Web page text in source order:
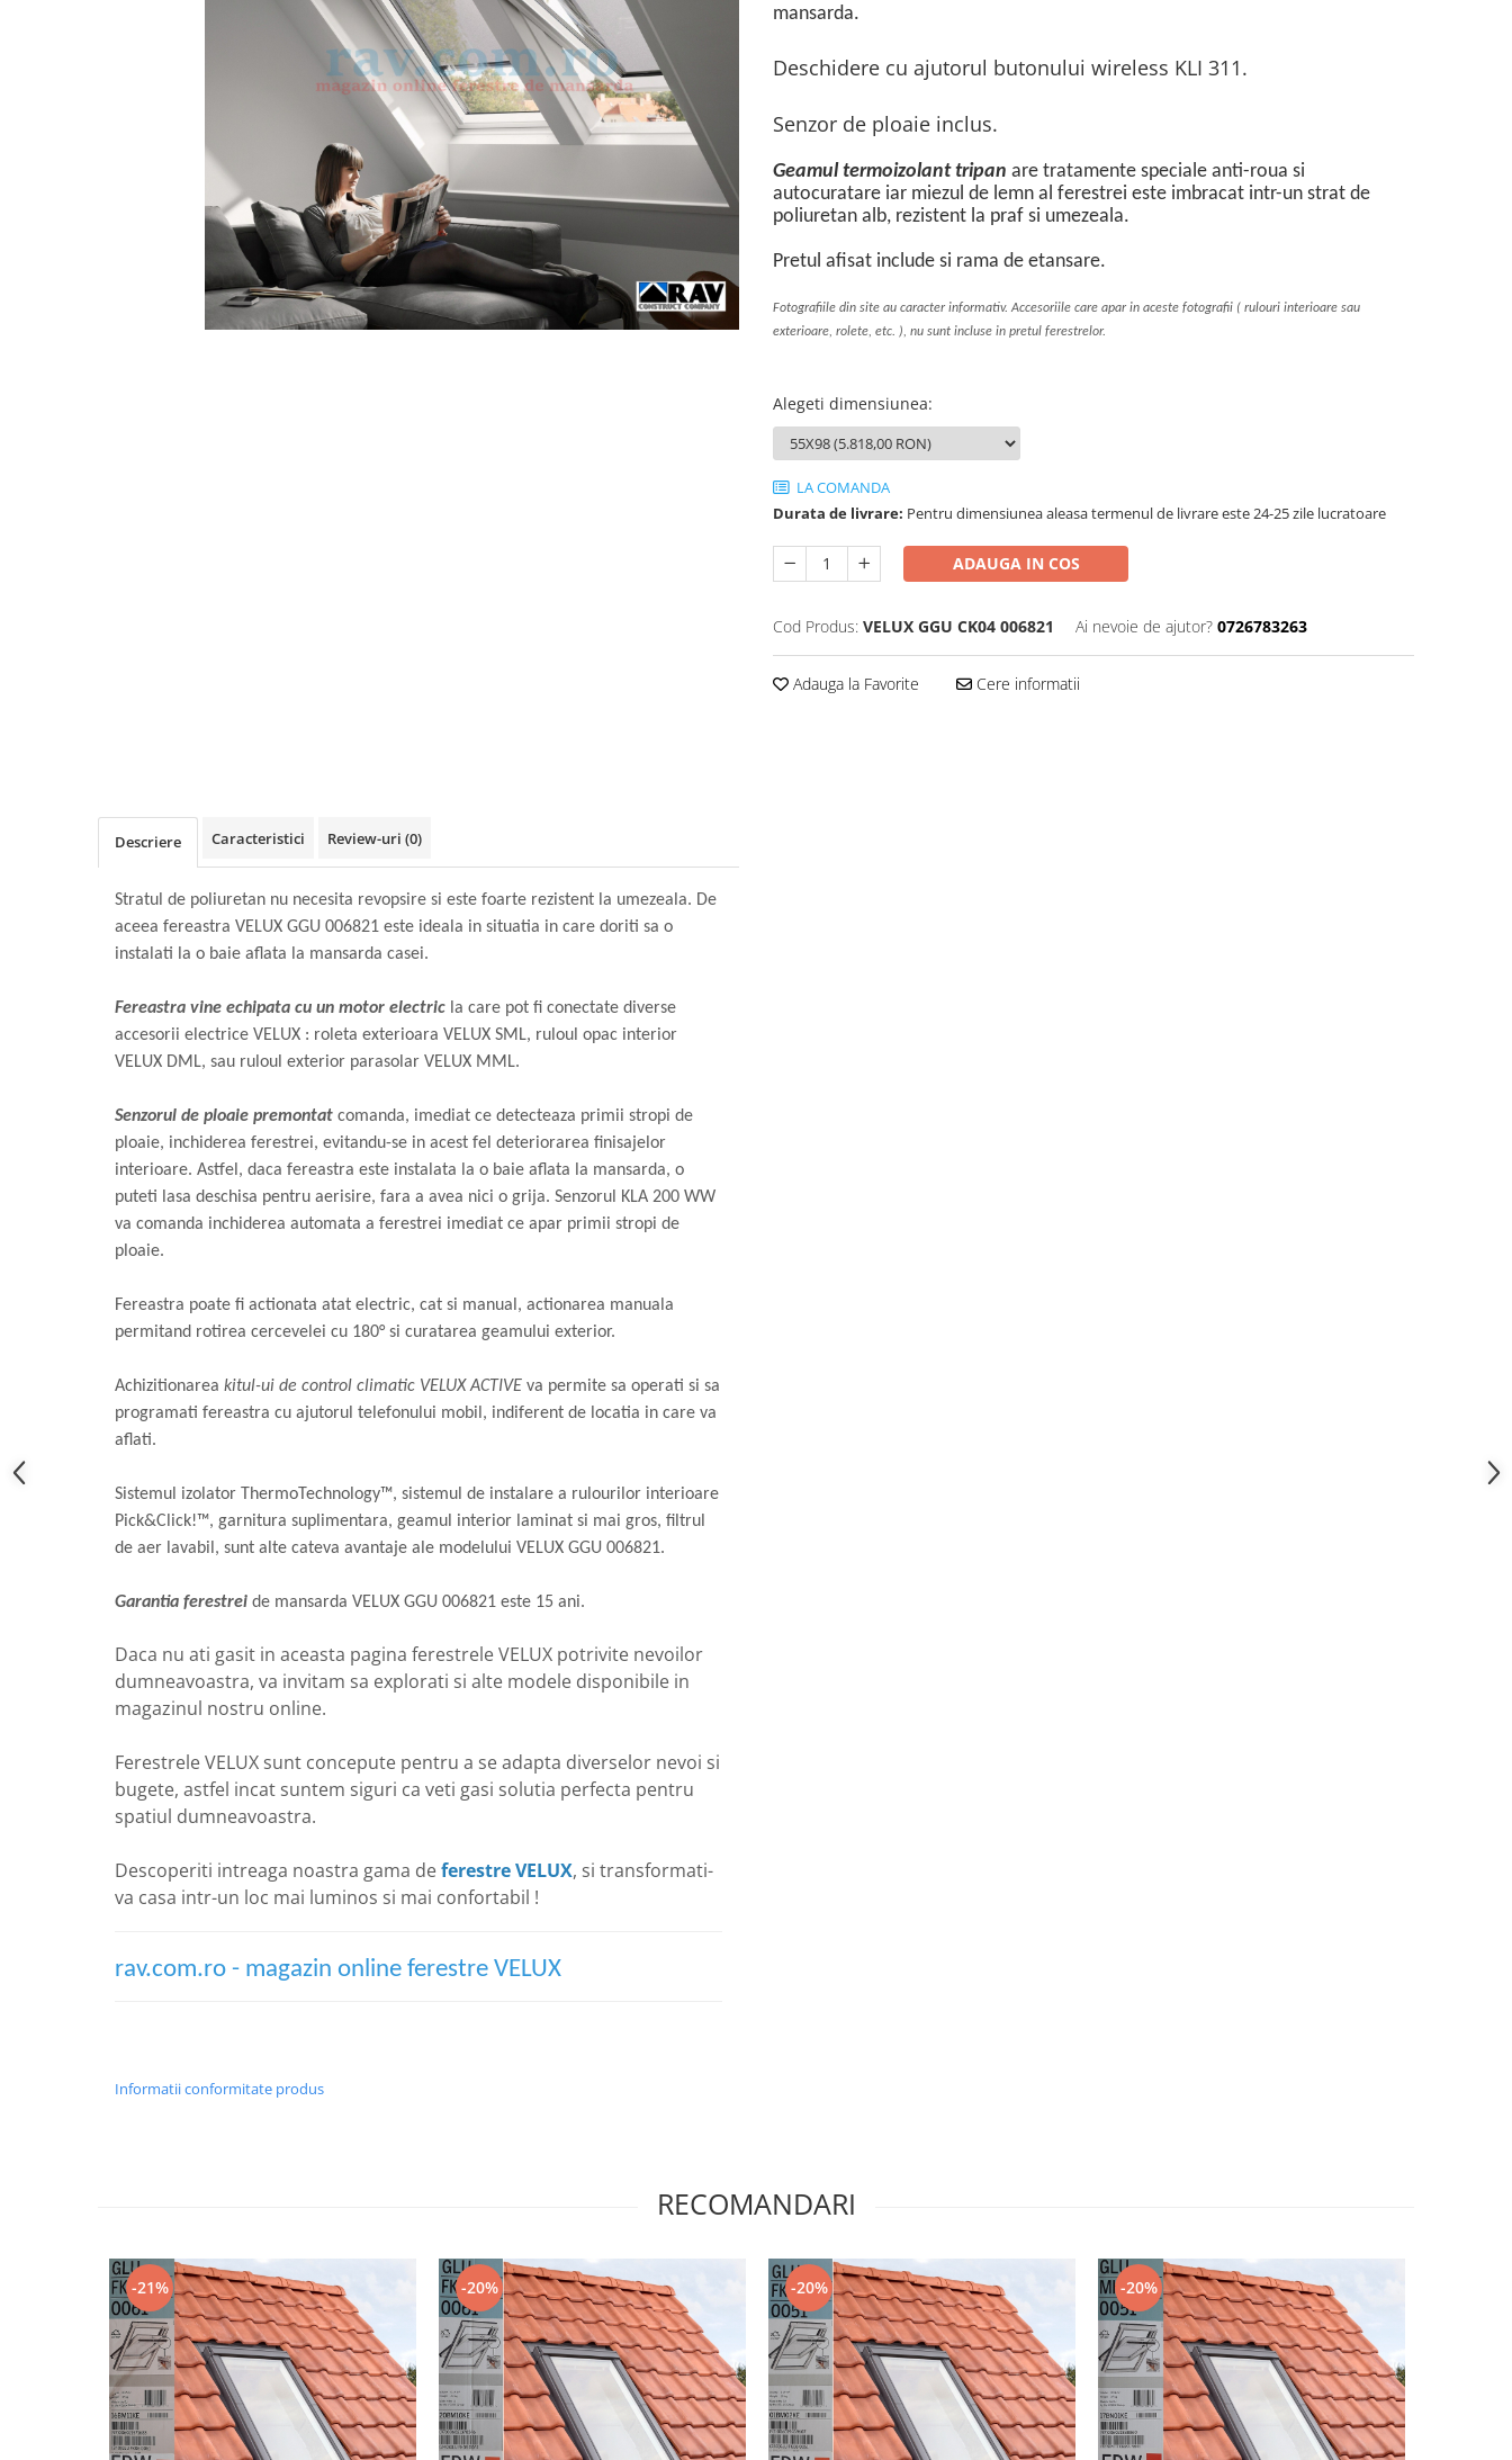
mansarda.
Deschidere cu ajutorul butonului wireless KLI 311.
Senzor de ploaie inclus.
Geamul termoizolant tripan are tratamente speciale anti-roua si
autocuratare iar miezul de lemn al ferestrei este imbracat intr-un strat de
poliuretan alb, rezistent la praf si umezeala.
Pretul afisat include si rama de etansare.
Fotografiile din site au caracter informativ. Accesoriile care apar in aceste fotografii ( rulouri interioare sau
exterioare, rolete, etc. ), nu sunt incluse in pretul ferestrelor.
Alegeti dimensiunea:
LA COMANDA
Durata de livrare: Pentru dimensiunea aleasa termenul de livrare este 24-25 zile lucratoare
ADAUGA IN COS
Cod Produs: VELUX GGU CK04 006821 Ai nevoie de ajutor? 0726783263
Adauga la Favorite Cere informatii
Descriere Caracteristici Review-uri (0)
Stratul de poliuretan nu necesita revopsire si este foarte rezistent la umezeala. De
aceea fereastra VELUX GGU 006821 este ideala in situatia in care doriti sa o
instalati la o baie aflata la mansarda casei.
Fereastra vine echipata cu un motor electric la care pot fi conectate diverse
accesorii electrice VELUX : roleta exterioara VELUX SML, ruloul opac interior
VELUX DML, sau ruloul exterior parasolar VELUX MML.
Senzorul de ploaie premontat comanda, imediat ce detecteaza primii stropi de
ploaie, inchiderea ferestrei, evitandu-se in acest fel deteriorarea finisajelor
interioare. Astfel, daca fereastra este instalata la o baie aflata la mansarda, o
puteti lasa deschisa pentru aerisire, fara a avea nici o grija. Senzorul KLA 200 WW
va comanda inchiderea automata a ferestrei imediat ce apar primii stropi de
ploaie.
Fereastra poate fi actionata atat electric, cat si manual, actionarea manuala
permitand rotirea cercevelei cu 180° si curatarea geamului exterior.
Achizitionarea kitul-ui de control climatic VELUX ACTIVE va permite sa operati si sa
programati fereastra cu ajutorul telefonului mobil, indiferent de locatia in care va
aflati.
Sistemul izolator ThermoTechnology™, sistemul de instalare a rulourilor interioare
Pick&Click!™, garnitura suplimentara, geamul interior laminat si mai gros, filtrul
de aer lavabil, sunt alte cateva avantaje ale modelului VELUX GGU 006821.
Garantia ferestrei de mansarda VELUX GGU 006821 este 15 ani.
Daca nu ati gasit in aceasta pagina ferestrele VELUX potrivite nevoilor
dumneavoastra, va invitam sa explorati si alte modele disponibile in
magazinul nostru online.
Ferestrele VELUX sunt concepute pentru a se adapta diverselor nevoi si
bugete, astfel incat suntem siguri ca veti gasi solutia perfecta pentru
spatiul dumneavoastra.
Descoperiti intreaga noastra gama deferestre VELUX, si transformati-
va casa intr-un loc mai luminos si mai confortabil !
rav.com.ro - magazin online ferestre VELUX
Informatii conformitate produs
RECOMANDARI
-21% -20% -20% -20%